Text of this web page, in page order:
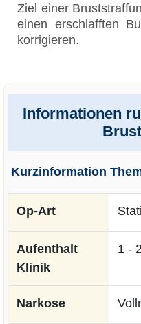
Ziel einer
einen erschlafften
korrigieren.
Informationen
Kurzinformation
Op-Art
Aufenthalt
Klinik
1 -
Narkose